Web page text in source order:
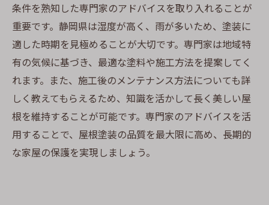
条件を熟知した専門家のアドバイスを取り入れることが
重要です。静岡県は湿度が高く、雨が多いため、塗装に
適した時期を見極めることが大切です。専門家は地域特
有の気候に基づき、最適な塗料や施工方法を提案してく
れます。また、施工後のメンテナンス方法についても詳
しく教えてもらえるため、知識を活かして長く美しい屋
根を維持することが可能です。専門家のアドバイスを活
用することで、屋根塗装の品質を最大限に高め、長期的
な家屋の保護を実現しましょう。